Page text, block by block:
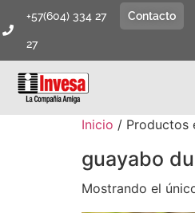
+57(604) 334 27
27
Contacto
Inicio / Productos
guayabo
Mostrando el